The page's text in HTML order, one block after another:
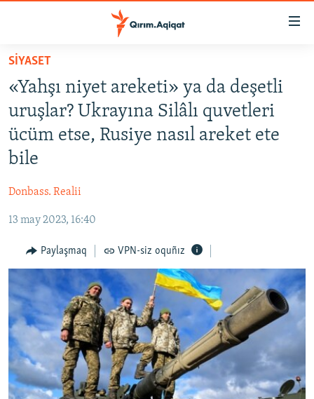
Esas
qaytmaq
Baş
navigatsiyağa
qaytmaq
Qıdıruvğa
HABERLER
SİYASET
İQTİSADİYAT
CEMİYET
VİDEO
SÜRET
FİKİR
Русский
Українською
SİYASET
«Yahşı niyet areketi» ya da deşetli
uruşlar? Ukrayına Silâlı quvetleri
ücüm etse, Rusiye nasıl areket ete
bile
Donbass. Realii
13 may 2023, 16:40
Paylaşmaq VPN-siz oquñız